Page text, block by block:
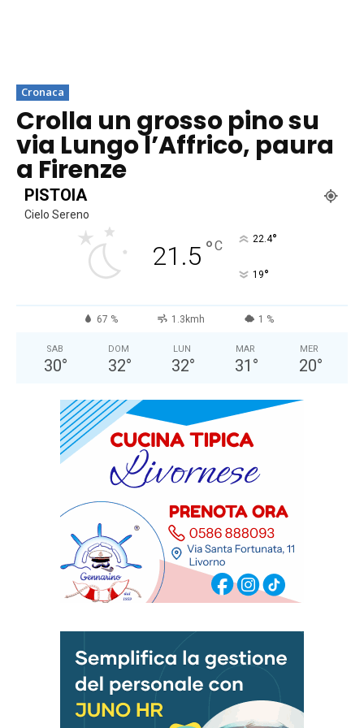
Cronaca
Crolla un grosso pino su
via Lungo l’Affrico, paura
a Firenze
PISTOIA
Cielo Sereno
21.5 °C 22.4°
19°
67 % 1.3kmh 1 %
SAB
30°
DOM
32°
LUN
32°
MAR
31 °
MER
20°